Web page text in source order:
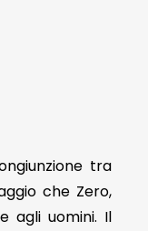
tra
che Zero,
agli uomini. Il